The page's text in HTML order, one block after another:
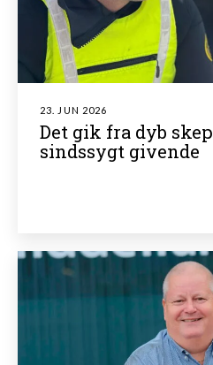
23. JUN 2026
Det gik fra dyb
sindssygt givende